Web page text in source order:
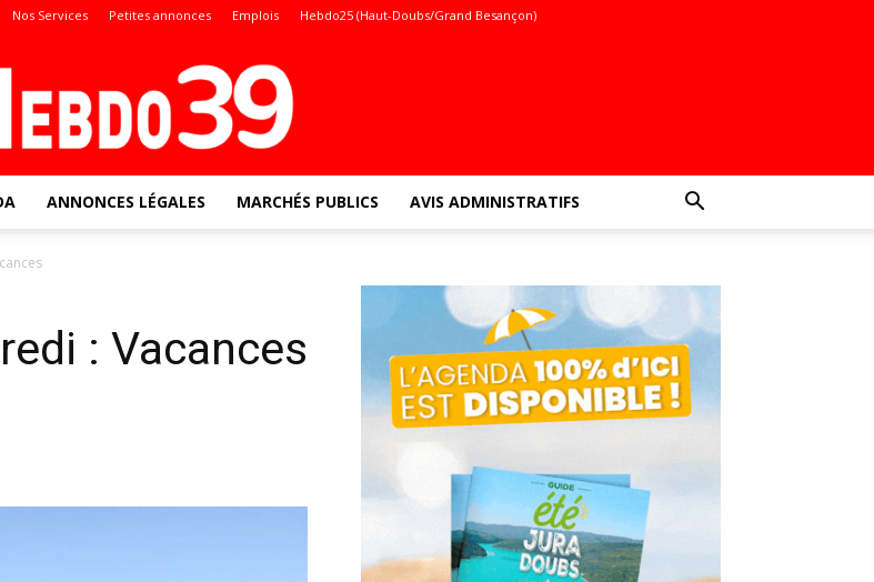
Nos Services Petites annonces Emplois Hebdo25 (Haut-Doubs/Grand Besançon)
ANNONCES LÉGALES MARCHÉS PUBLICS AVIS ADMINISTRATIFS
: Vacances